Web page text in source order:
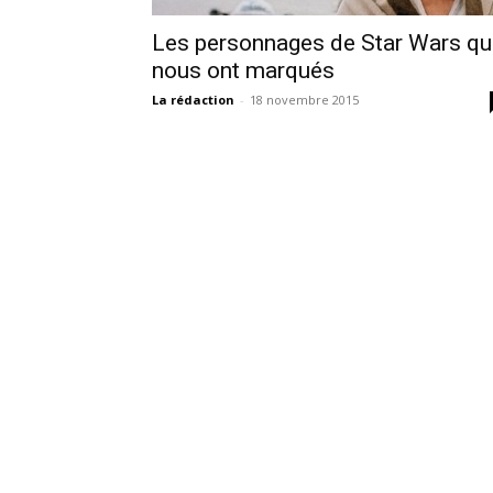
Les personnages de Star Wars
nous ont marqués
La rédaction - 18 novembre 2015